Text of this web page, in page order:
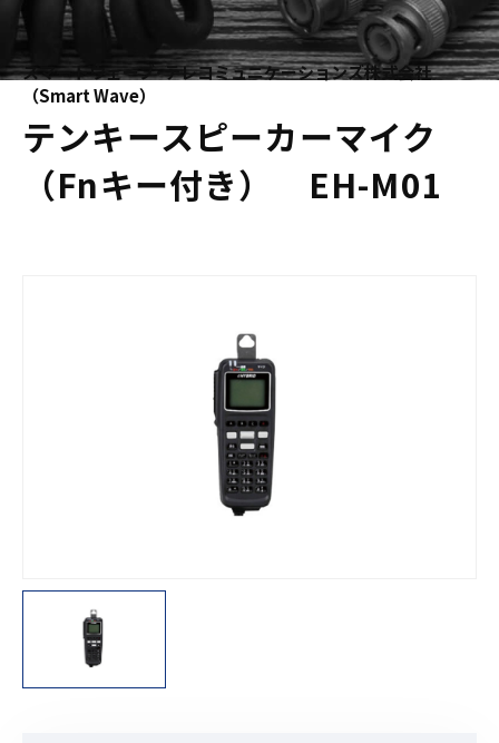
スマートウェーブ･テレコミュニケーションズ株式会社
（Smart Wave）
テンキースピーカーマイク
（Fnキー付き） EH-M01